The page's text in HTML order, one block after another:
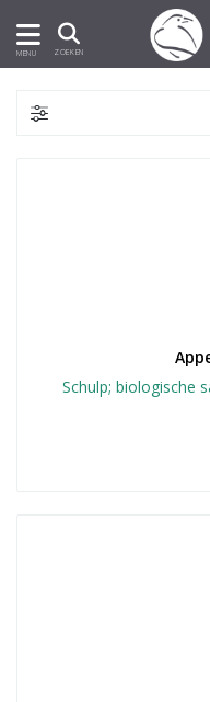
MENU ZOEKEN
Schulp; biologische